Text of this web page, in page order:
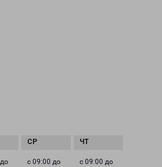
с 09:00 до
с 09:00 до